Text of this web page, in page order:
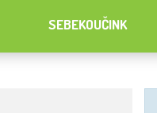
SEBEKOUČINK